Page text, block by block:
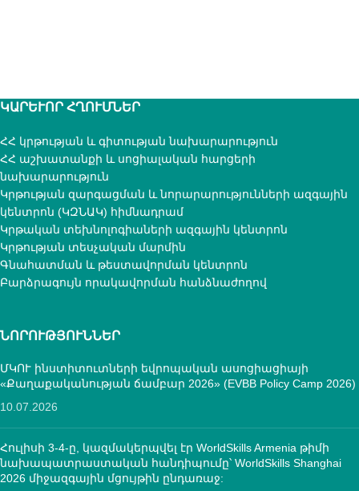
ԿԱՐԵՒՈՐ ՀՂՈՒՄՆԵՐ
ՀՀ կրթության և գիտության նախարարություն
ՀՀ աշխատանքի և սոցիալական հարցերի
նախարարություն
Կրթության զարգացման և նորարարությունների ազգային
կենտրոն (ԿԶՆԱԿ) հիմնադրամ
Կրթական տեխնոլոգիաների ազգային կենտրոն
Կրթության տեսչական մարմին
Գնահատման և թեստավորման կենտրոն
Բարձրագույն որակավորման հանձնաժողով
ՆՈՐՈՒԹՅՈՒՆՆԵՐ
ՄԿՈՒ ինստիտուտների եվրոպական ասոցիացիայի
«Քաղաքականության ճամբար 2026» (EVBB Policy Camp 2026)
10.07.2026
Հուլիսի 3-4-ը, կազմակերպվել էր WorldSkills Armenia թիմի
նախապատրաստական հանդիպումը՝ WorldSkills Shanghai
2026 միջազգային մցույթին ընդառաջ: